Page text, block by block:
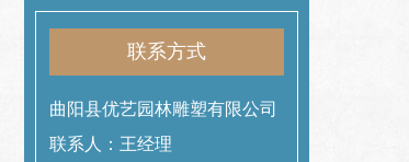
联系方式
曲阳县优艺园林雕塑有限公司
联系人：王经理